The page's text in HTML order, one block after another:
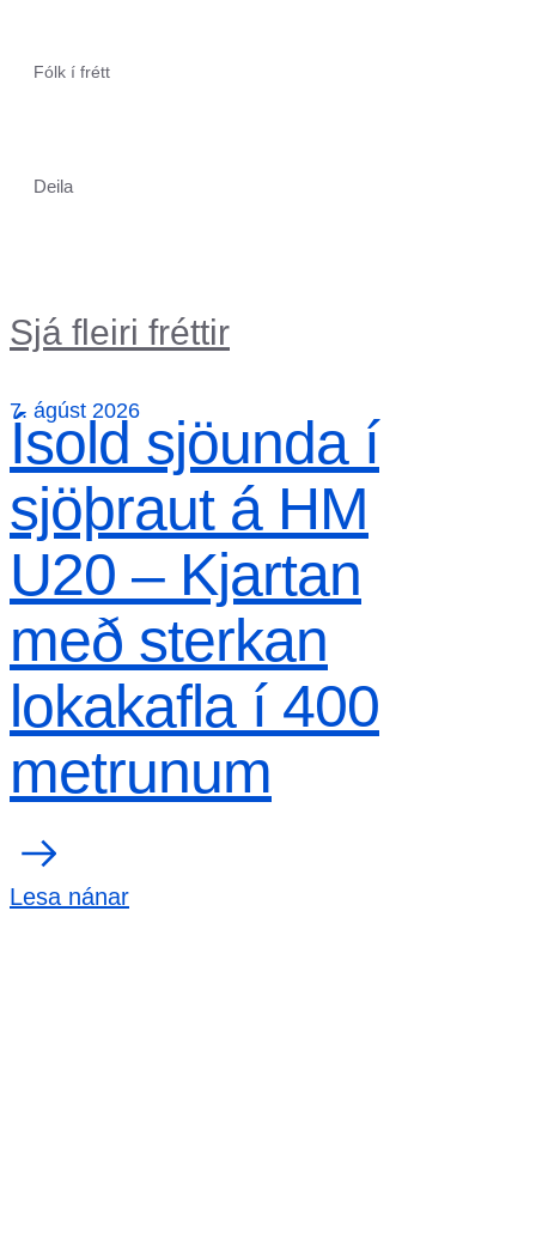
Fólk í frétt
Deila
Sjá fleiri fréttir
7. ágúst 2026
Ísold sjöunda í
sjöþraut á HM
U20 – Kjartan
með sterkan
lokakafla í 400
metrunum
Lesa nánar